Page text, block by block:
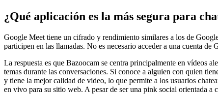
¿Qué aplicación es la más segura para
Google Meet tiene un cifrado y rendimiento similares a los de
participen en las llamadas. No es necesario acceder a una cuenta de
La respuesta es que Bazoocam se centra principalmente en vídeos
temas durante las conversaciones. Si conoce a alguien con quien
y tiene la mejor calidad de video, lo que permite a los usuarios
en vivo para su sitio web. A pesar de ser una pink social orientada a